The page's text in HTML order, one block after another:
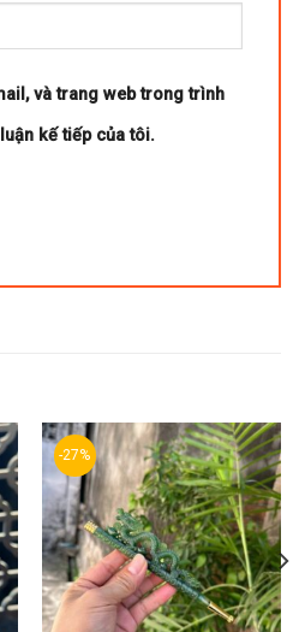
và trang web trong trình
kế tiếp của tôi.
-27%